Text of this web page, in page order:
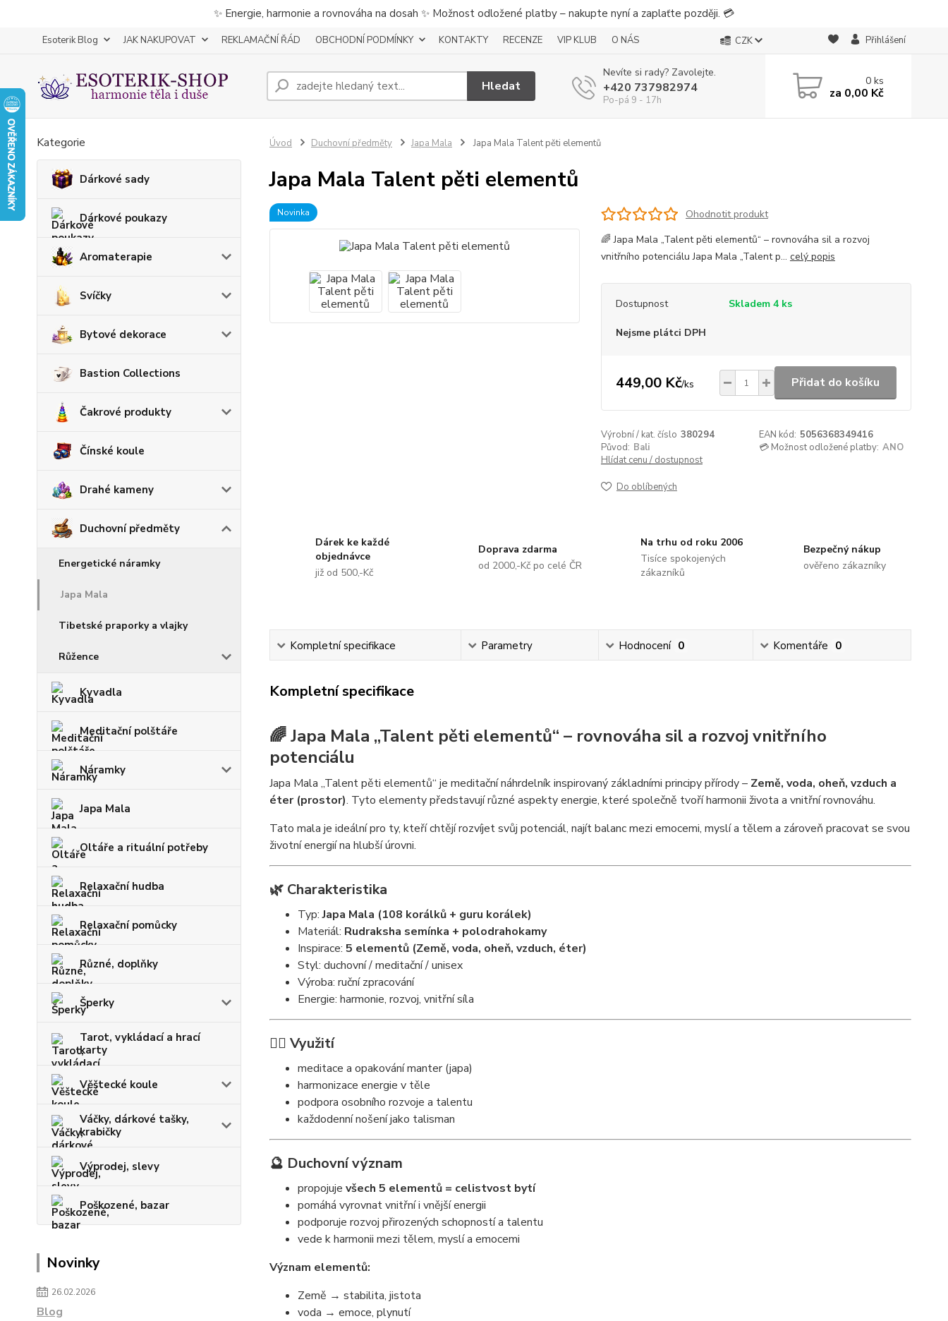
✨ Energie, harmonie a rovnováha na dosah ✨ Možnost odložené platby – nakupte nyní a zaplaťte později. 💳
Esoterik Blog JAK NAKUPOVAT REKLAMAČNÍ ŘÁD OBCHODNÍ PODMÍNKY KONTAKTY RECENZE VIP KLUB O NÁS CZK Přihlášení
Hledat
Nevíte si rady? Zavolejte.
+420 737982974
Po-pá 9 - 17h
0ks
za 0,00 Kč
Kategorie
Dárkové sady
Dárkové poukazy
Aromaterapie
Svíčky
Bytové dekorace
Bastion Collections
Čakrové produkty
Čínské koule
Drahé kameny
Duchovní předměty
Energetické náramky
Japa Mala
Tibetské praporky a vlajky
Růžence
Kyvadla
Meditační polštáře
Náramky
Japa Mala
Oltáře a rituální potřeby
Relaxační hudba
Relaxační pomůcky
Různé, doplňky
Šperky
Tarot, vykládací a hrací
karty
Věštecké koule
Váčky, dárkové tašky,
krabičky
Výprodej, slevy
Poškozené, bazar
Novinky
26.02.2026
Blog
Úvod Duchovní předměty Japa Mala Japa Mala Talent pěti elementů
Japa Mala Talent pěti elementů
Novinka
Ohodnotit produkt
🌈 Japa Mala „Talent pěti elementů“ – rovnováha sil a rozvoj
vnitřního potenciálu Japa Mala „Talent p... celý popis
Dostupnost Skladem 4 ks
Nejsme plátci DPH
449,00 Kč/ks Přidat do košíku
Výrobní / kat. číslo 380294 EAN kód: 5056368349416
Původ: Bali 💳 Možnost odložené platby: ANO
Hlídat cenu / dostupnost
Do oblíbených
Dárek ke každé
objednávce
již od 500,-Kč
Doprava zdarma
od 2000,-Kč po celé ČR
Na trhu od roku 2006
Tisíce spokojených
zákazníků
Bezpečný nákup
ověřeno zákazníky
Kompletní specifikace Parametry Hodnocení 0 Komentáře 0
Kompletní specifikace
🌈 Japa Mala „Talent pěti elementů“ – rovnováha sil a rozvoj vnitřního
potenciálu
Japa Mala „Talent pěti elementů“ je meditační náhrdelník inspirovaný základními principy přírody – Země, voda, oheň, vzduch a
éter (prostor). Tyto elementy představují různé aspekty energie, které společně tvoří harmonii života a vnitřní rovnováhu.
Tato mala je ideální pro ty, kteří chtějí rozvíjet svůj potenciál, najít balanc mezi emocemi, myslí a tělem a zároveň pracovat se svou
životní energií na hlubší úrovni.
🌿 Charakteristika
Typ:Japa Mala (108 korálků + guru korálek)
Materiál: Rudraksha semínka + polodrahokamy
Inspirace: 5 elementů (Země, voda, oheň, vzduch, éter)
Styl: duchovní / meditační / unisex
Výroba: ruční zpracování
Energie: harmonie, rozvoj, vnitřní síla
🧘‍♀️ Využití
meditace a opakování manter (japa)
harmonizace energie v těle
podpora osobního rozvoje a talentu
každodenní nošení jako talisman
🔮 Duchovní význam
propojuje všech 5 elementů = celistvost bytí
pomáhá vyrovnat vnitřní i vnější energii
podporuje rozvoj přirozených schopností a talentu
vede k harmonii mezi tělem, myslí a emocemi
Význam elementů:
Země → stabilita, jistota
voda → emoce, plynutí